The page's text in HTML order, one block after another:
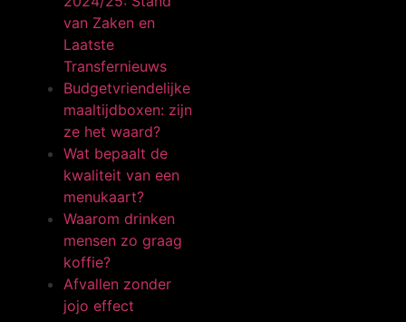
van Zaken en
Laatste
Transfernieuws
Budgetvriendelijke
maaltijdboxen: zijn
ze het waard?
Wat bepaalt de
kwaliteit van een
menukaart?
Waarom drinken
mensen zo graag
koffie?
Afvallen zonder
jojo effect